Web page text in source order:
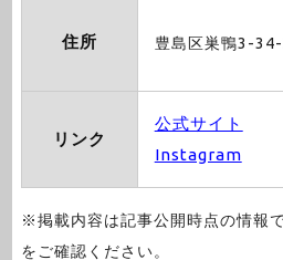
住所 豊島区巣鴨3-
リンク
公式サイト
Instagram
※掲載内容は記事公開時点の情報
をご確認ください。